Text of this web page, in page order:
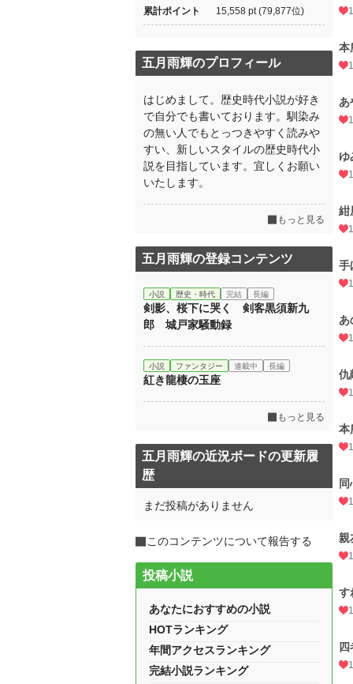
本
あ
ゆ
紺
手
あ
仇
本
親
す
累計ポイント 15,558 pt (79,877位)
五月雨輝のプロフィール
はじめまして。歴史時代小説が好き
で自分でも書いております。馴染み
の無い人でもとっつきやすく読みや
すい、新しいスタイルの歴史時代小
説を目指しています。宜しくお願い
いたします。
もっと見る
五月雨輝の登録コンテンツ
小説 歴史・時代 完結 長編
剣影、桜下に哭く 剣客黒須新九
郎 城戸家騒動録
小説 ファンタジー 連載中 長編
紅き龍棲の玉座
もっと見る
五月雨輝の近況ボードの更新履
歴
まだ投稿がありません
このコンテンツについて報告する
投稿小説
あなたにおすすめの小説
HOTランキング
年間アクセスランキング
完結小説ランキング